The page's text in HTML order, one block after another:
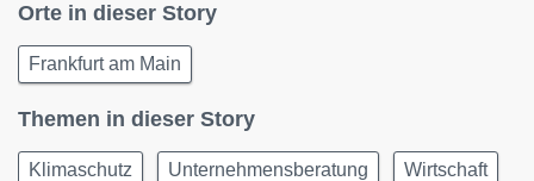
Orte in dieser Story
Frankfurt am Main
Themen in dieser Story
Klimaschutz Unternehmensberatung Wirtschaft